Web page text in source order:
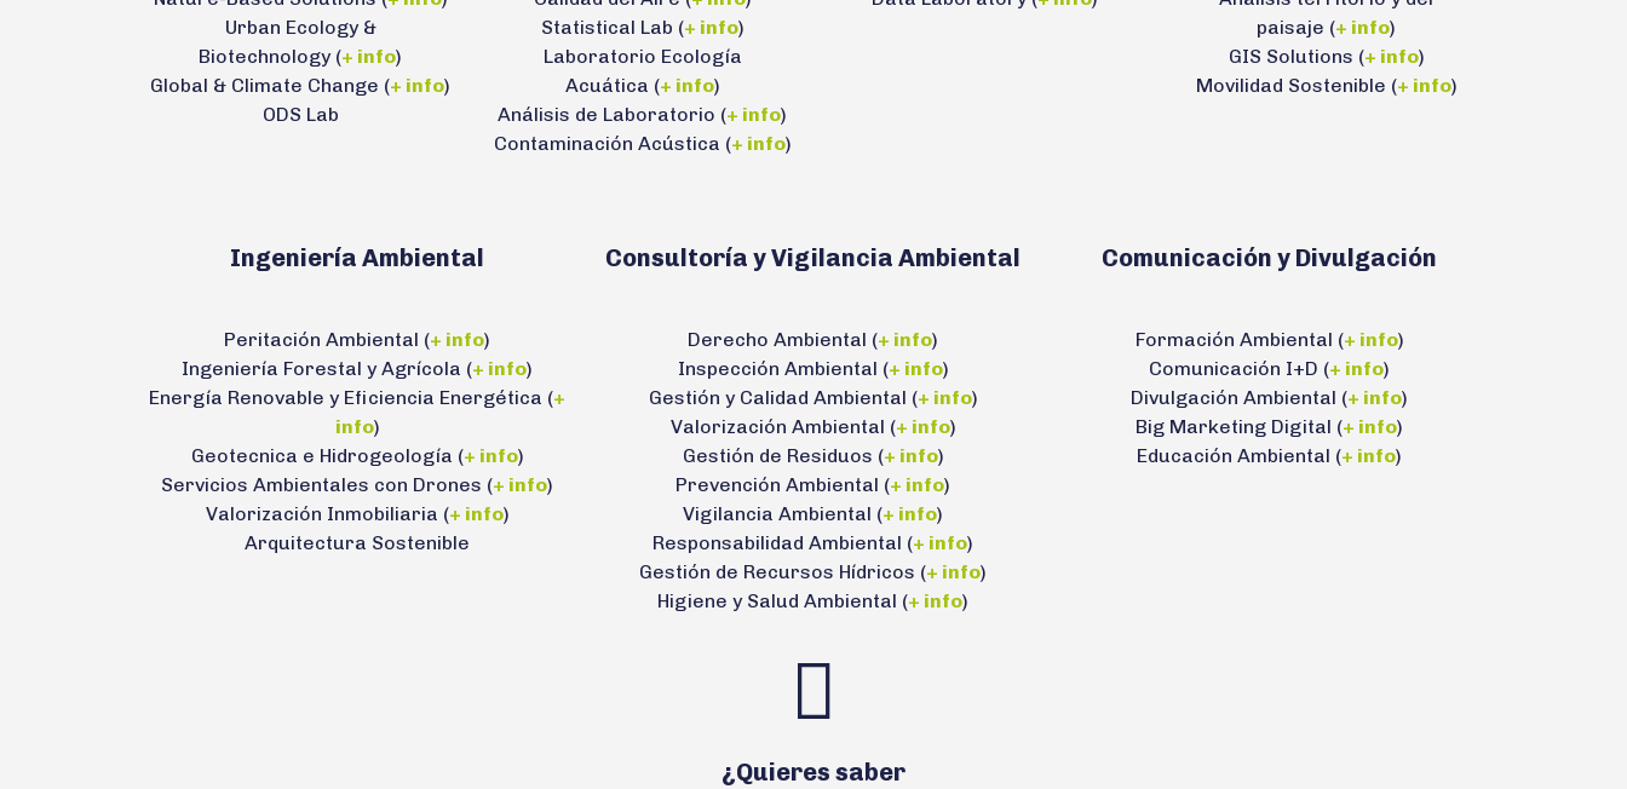
Urban Ecology &
Biotechnology (+ info)
Global & Climate Change (+ info)
ODS Lab
Statistical Lab (+ info)
Laboratorio Ecología
Acuática (+ info)
Análisis de Laboratorio (+ info)
Contaminación Acústica (+ info)
paisaje (+ info)
GIS Solutions (+ info)
Movilidad Sostenible (+ info)
Ingeniería Ambiental
Peritación Ambiental (+ info)
Ingeniería Forestal y Agrícola (+ info)
Energía Renovable y Eficiencia Energética (+
info)
Geotecnica e Hidrogeología (+ info)
Servicios Ambientales con Drones (+ info)
Valorización Inmobiliaria (+ info)
Arquitectura Sostenible
Consultoría y Vigilancia Ambiental
Derecho Ambiental (+ info)
Inspección Ambiental (+ info)
Gestión y Calidad Ambiental (+ info)
Valorización Ambiental (+ info)
Gestión de Residuos (+ info)
Prevención Ambiental (+ info)
Vigilancia Ambiental (+ info)
Responsabilidad Ambiental (+ info)
Gestión de Recursos Hídricos (+ info)
Higiene y Salud Ambiental (+ info)
Comunicación y Divulgación
Formación Ambiental (+ info)
Comunicación I+D (+ info)
Divulgación Ambiental (+ info)
Big Marketing Digital (+ info)
Educación Ambiental (+ info)
¿Quieres saber